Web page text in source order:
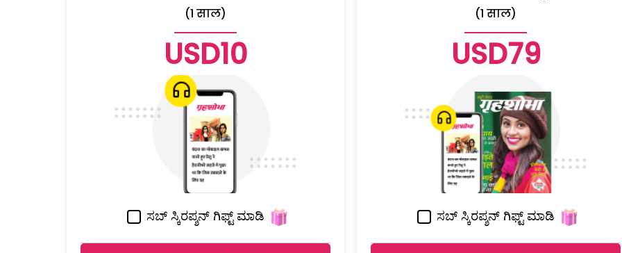
(1 साल)
USD10
ಸಬ್ ಸ್ಕಿರಪ್ಶನ್ ಗಿಫ್ಟ್ ಮಾಡಿ
(1 साल)
USD79
ಸಬ್ ಸ್ಕಿರಪ್ಶನ್ ಗಿಫ್ಟ್ ಮಾಡಿ